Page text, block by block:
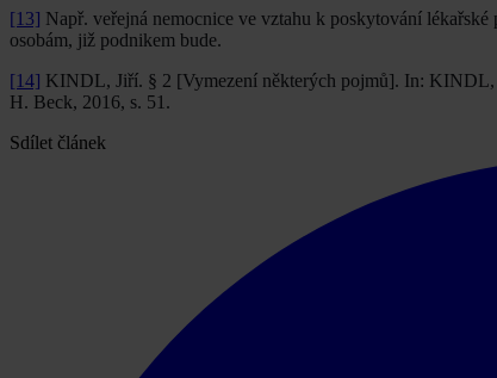
[13] Např. veřejná nemocnice ve vztahu k poskytování
osobám, již podnikem bude.
[14] KINDL, Jiří. § 2 [Vymezení některých pojmů]. In: KINDL,
H. Beck, 2016, s. 51.
Sdílet článek